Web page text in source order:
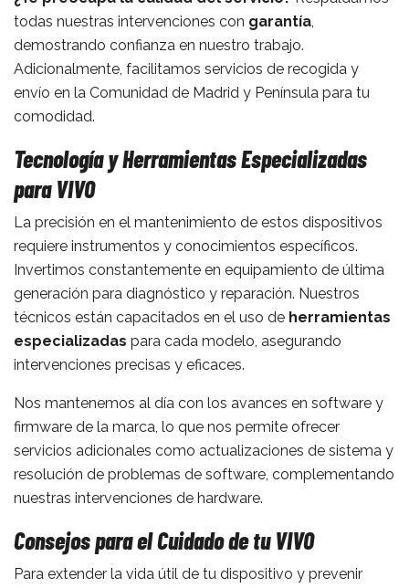
todas nuestras intervenciones con garantía,
demostrando confianza en nuestro trabajo.
Adicionalmente, facilitamos servicios de recogida y
envío en la Comunidad de Madrid y Península para tu
comodidad.
Tecnología y Herramientas Especializadas
para VIVO
La precisión en el mantenimiento de estos dispositivos
requiere instrumentos y conocimientos específicos.
Invertimos constantemente en equipamiento de última
generación para diagnóstico y reparación. Nuestros
técnicos están capacitados en el uso de herramientas
especializadas para cada modelo, asegurando
intervenciones precisas y eficaces.
Nos mantenemos al día con los avances en software y
firmware de la marca, lo que nos permite ofrecer
servicios adicionales como actualizaciones de sistema y
resolución de problemas de software, complementando
nuestras intervenciones de hardware.
Consejos para el Cuidado de tu VIVO
Para extender la vida útil de tu dispositivo y prevenir